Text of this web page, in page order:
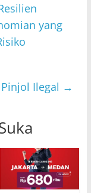
yang
Ilegal →